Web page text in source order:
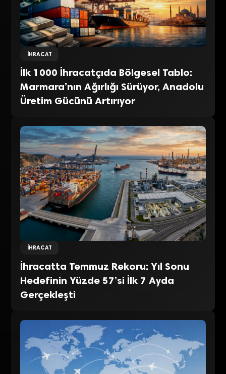
İHRACAT
İlk 1000 İhracatçıda Bölgesel Tablo:
Marmara’nın Ağırlığı Sürüyor, Anadolu
Üretim Gücünü Artırıyor
İHRACAT
İhracatta Temmuz Rekoru: Yıl Sonu
Hedefinin Yüzde 57’si İlk 7 Ayda
Gerçekleşti